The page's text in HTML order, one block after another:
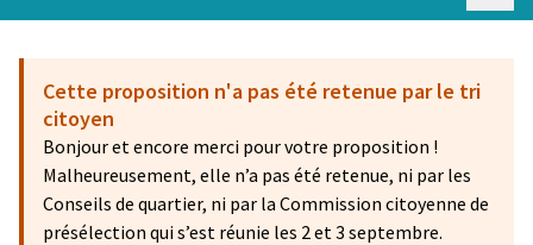
Cette proposition n'a pas été retenue par le tri
citoyen
Bonjour et encore merci pour votre proposition !
Malheureusement, elle n’a pas été retenue, ni par les
Conseils de quartier, ni par la Commission citoyenne de
présélection qui s’est réunie les 2 et 3 septembre.